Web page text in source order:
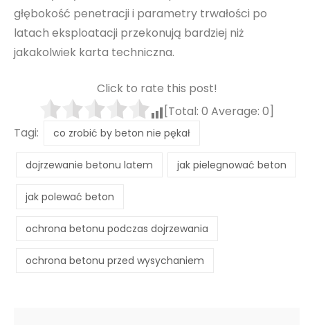
głębokość penetracji i parametry trwałości po
latach eksploatacji przekonują bardziej niż
jakakolwiek karta techniczna.
Click to rate this post!
[Total: 0 Average: 0]
Tagi:
co zrobić by beton nie pękał
dojrzewanie betonu latem jak pielegnować beton
jak polewać beton
ochrona betonu podczas dojrzewania
ochrona betonu przed wysychaniem